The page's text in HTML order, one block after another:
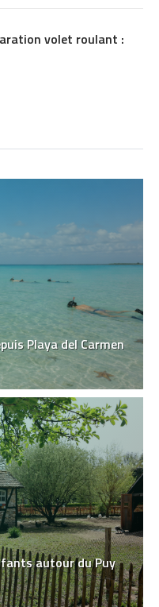
volet roulant :
Playa del Carmen
autour du Puy